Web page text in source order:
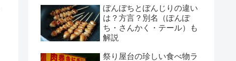
ぼんぼちとぼんじりの違い
は？方言？別名（ぽんぽ
ち・さんかく・テール）も
解説
祭り屋台の珍しい食べ物ラ